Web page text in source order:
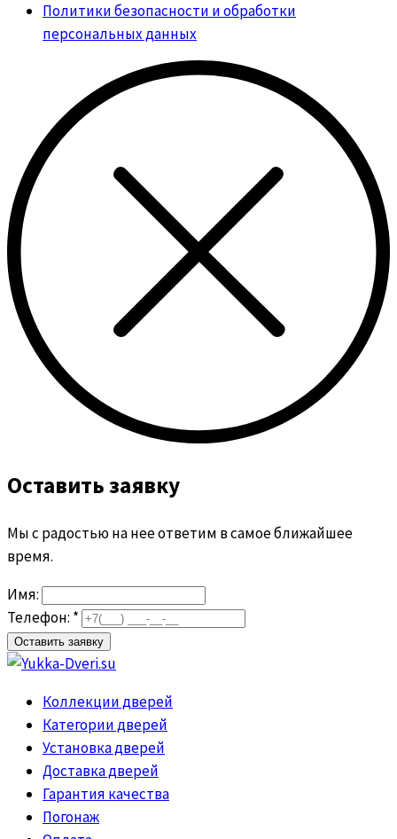
Политики безопасности и обработки
персональных данных
Оставить заявку
Мы с радостью на нее ответим в самое ближайшее
время.
Имя:
Телефон: *
Коллекции дверей
Категории дверей
Установка дверей
Доставка дверей
Гарантия качества
Погонаж